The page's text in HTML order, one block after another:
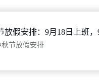
节放假安排